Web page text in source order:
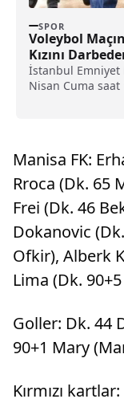
SPOR
Voleybol
Kızını
İstanbul
Nisan Cuma saat
Manisa FK:
Rroca (Dk. 65
Frei (Dk. 46
Dokanovic
Ofkir), Alberk
Lima (Dk.
Goller: Dk. 44
90+1 Mary
Kırmızı